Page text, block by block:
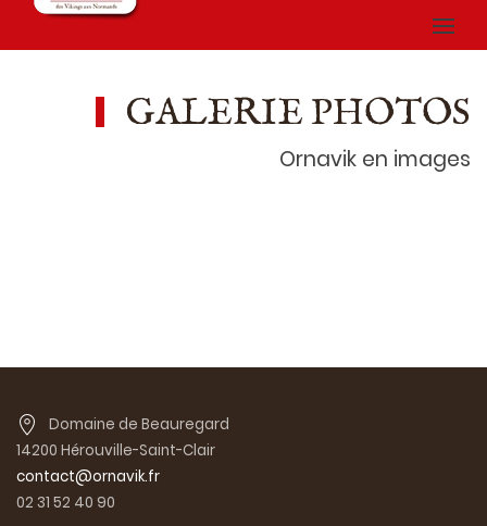
GALERIE PHOTOS
Ornavik en images
Domaine de Beauregard
14200 Hérouville-Saint-Clair
contact@ornavik.fr
02 31 52 40 90